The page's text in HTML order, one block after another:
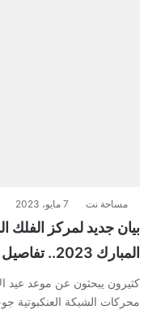
مساحة نت 7 مايو، 2023
بيان جديد لمركز الفلك
المبارك 2023.. تفاصيل
محركات الشبكة العنكبوتية